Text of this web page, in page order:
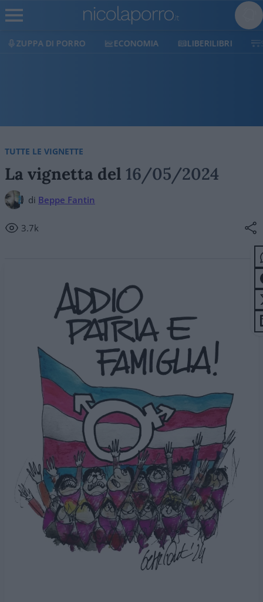
ECONOMIA LIBERILIBRI SHOP SOSTIENICI
TUTTE LE VIGNETTE
La vignetta del 16/05/2024
di Beppe Fantin
3.7k